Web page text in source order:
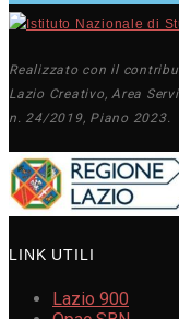
Realizzato con il
Lazio Creativo, Area
n. 24/2019, Piano 2023.
LINK UTILI
Lazio 900